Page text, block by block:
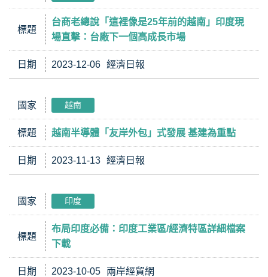
標題
台商老總說「這裡像是25年前的越南」印度現
場直擊：台廠下一個高成長市場
日期 2023-12-06 經濟日報
國家 越南
標題 越南半導體「友岸外包」式發展 基建為重點
日期 2023-11-13 經濟日報
國家 印度
標題
布局印度必備：印度工業區/經濟特區詳細檔案
下載
日期 2023-10-05 兩岸經貿網